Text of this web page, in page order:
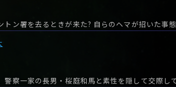
察一家の長男・桜庭和馬と素性を隠して交際し